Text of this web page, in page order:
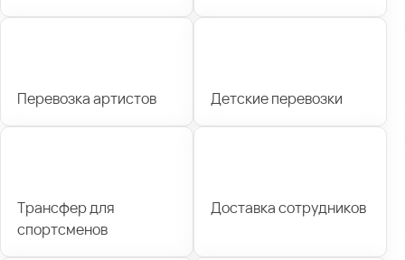
Перевозка артистов Детские перевозки
Трансфер для
спортсменов
Доставка сотрудников